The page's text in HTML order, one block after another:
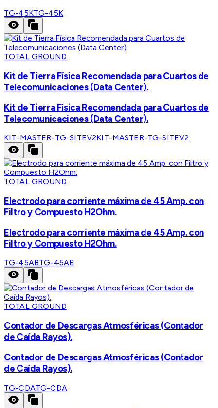
TG-45KTG-45K
TOTAL GROUND
Kit de Tierra Física Recomendada para Cuartos de
Telecomunicaciones (Data Center).
Kit de Tierra Física Recomendada para Cuartos de
Telecomunicaciones (Data Center).
KIT-MASTER-TG-SITEV2KIT-MASTER-TG-SITEV2
TOTAL GROUND
Electrodo para corriente máxima de 45 Amp. con
Filtro y Compuesto H2Ohm.
Electrodo para corriente máxima de 45 Amp. con
Filtro y Compuesto H2Ohm.
TG-45ABTG-45AB
TOTAL GROUND
Contador de Descargas Atmosféricas (Contador
de Caída Rayos).
Contador de Descargas Atmosféricas (Contador
de Caída Rayos).
TG-CDATG-CDA